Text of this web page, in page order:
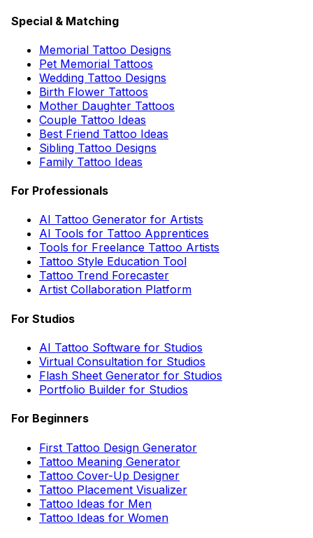
Special & Matching
Memorial Tattoo Designs
Pet Memorial Tattoos
Wedding Tattoo Designs
Birth Flower Tattoos
Mother Daughter Tattoos
Couple Tattoo Ideas
Best Friend Tattoo Ideas
Sibling Tattoo Designs
Family Tattoo Ideas
For Professionals
AI Tattoo Generator for Artists
AI Tools for Tattoo Apprentices
Tools for Freelance Tattoo Artists
Tattoo Style Education Tool
Tattoo Trend Forecaster
Artist Collaboration Platform
For Studios
AI Tattoo Software for Studios
Virtual Consultation for Studios
Flash Sheet Generator for Studios
Portfolio Builder for Studios
For Beginners
First Tattoo Design Generator
Tattoo Meaning Generator
Tattoo Cover-Up Designer
Tattoo Placement Visualizer
Tattoo Ideas for Men
Tattoo Ideas for Women